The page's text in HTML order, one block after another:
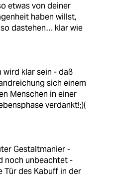
etwas von deiner
haben willst,
dastehen… klar wie
wird klar sein - daß
sich einem
Menschen in einer
verdankt!;)(
Gestaltmanier -
noch unbeachtet -
Tür des Kabuff in der